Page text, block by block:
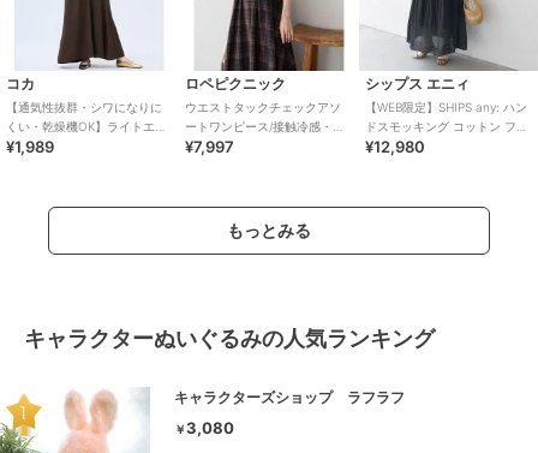
コカ
【通気性抜群・シワになりに
くい・乾燥機OK】ライトエン
ボスマキシロールアップワン
¥1,989
ロペピクニック
ウエストタックチェックアソ
ートワンピース/接触冷感・防
シワ・リンクコーデ
¥7,997
シップス エニィ
【WEB限定】SHIPS any: ハン
ドスモッキング コットン フレ
ア ノースリーブ ワンピース
¥12,980
もっとみる
キャラクターぬいぐるみの人気ランキング
キャラクターズショップ ラフラフ
￥3,080